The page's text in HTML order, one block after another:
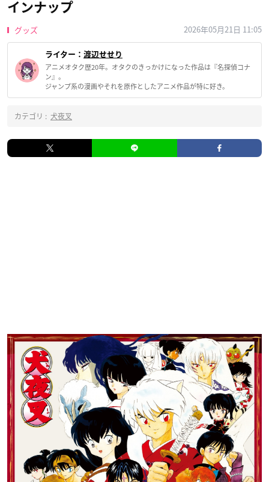
インナップ
グッズ 2026年05月21日 11:05
ライター： 渡辺せせり
アニメオタク歴20年。オタクのきっかけになった作品は『名探偵コナ
ン』。
ジャンプ系の漫画やそれを原作としたアニメ作品が特に好き。
カテゴリ : 犬夜叉